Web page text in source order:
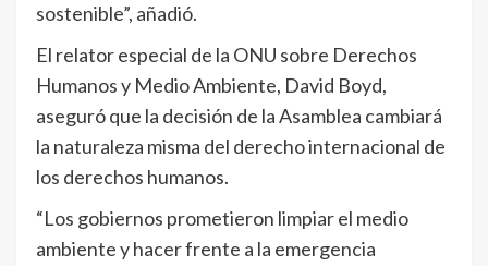
sostenible”, añadió.
El relator especial de la ONU sobre Derechos
Humanos y Medio Ambiente, David Boyd,
aseguró que la decisión de la Asamblea cambiará
la naturaleza misma del derecho internacional de
los derechos humanos.
“Los gobiernos prometieron limpiar el medio
ambiente y hacer frente a la emergencia